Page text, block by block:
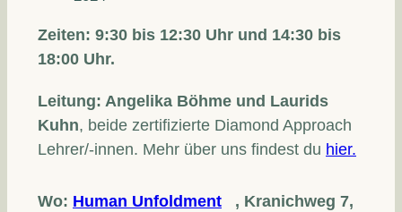
Zeiten: 9:30 bis 12:30 Uhr und 14:30 bis
18:00 Uhr.
Leitung: Angelika Böhme und Laurids
Kuhn, beide zertifizierte Diamond Approach
Lehrer/-innen. Mehr über uns findest du hier.
Wo: Human Unfoldment
, Kranichweg 7,